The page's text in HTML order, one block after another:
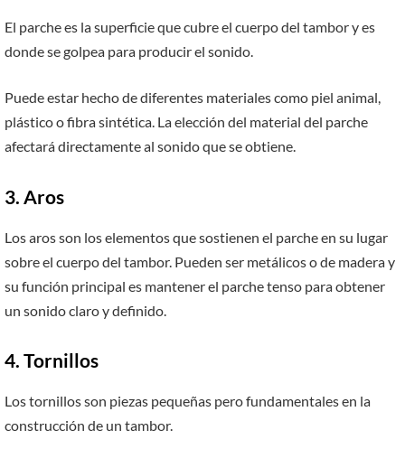
El parche es la superficie que cubre el cuerpo del tambor y es
donde se golpea para producir el sonido.
Puede estar hecho de diferentes materiales como piel animal,
plástico o fibra sintética. La elección del material del parche
afectará directamente al sonido que se obtiene.
3. Aros
Los aros son los elementos que sostienen el parche en su lugar
sobre el cuerpo del tambor. Pueden ser metálicos o de madera y
su función principal es mantener el parche tenso para obtener
un sonido claro y definido.
4. Tornillos
Los tornillos son piezas pequeñas pero fundamentales en la
construcción de un tambor.